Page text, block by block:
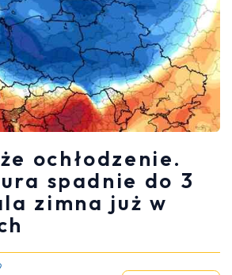
ochłodzenie.
spadnie do 3
zimna już w